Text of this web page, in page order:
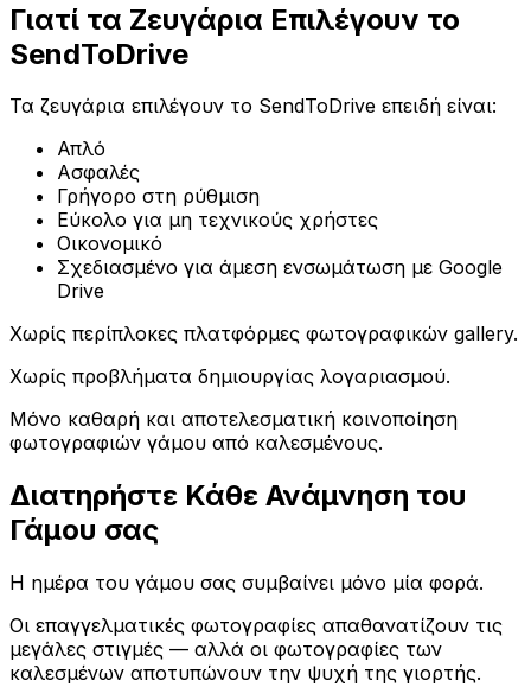
Γιατί τα Ζευγάρια Επιλέγουν το
SendToDrive
Τα ζευγάρια επιλέγουν το SendToDrive επειδή είναι:
Απλό
Ασφαλές
Γρήγορο στη ρύθμιση
Εύκολο για μη τεχνικούς χρήστες
Οικονομικό
Σχεδιασμένο για άμεση ενσωμάτωση με Google
Drive
Χωρίς περίπλοκες πλατφόρμες φωτογραφικών gallery.
Χωρίς προβλήματα δημιουργίας λογαριασμού.
Μόνο καθαρή και αποτελεσματική κοινοποίηση
φωτογραφιών γάμου από καλεσμένους.
Διατηρήστε Κάθε Ανάμνηση του
Γάμου σας
Η ημέρα του γάμου σας συμβαίνει μόνο μία φορά.
Οι επαγγελματικές φωτογραφίες απαθανατίζουν τις
μεγάλες στιγμές — αλλά οι φωτογραφίες των
καλεσμένων αποτυπώνουν την ψυχή της γιορτής.